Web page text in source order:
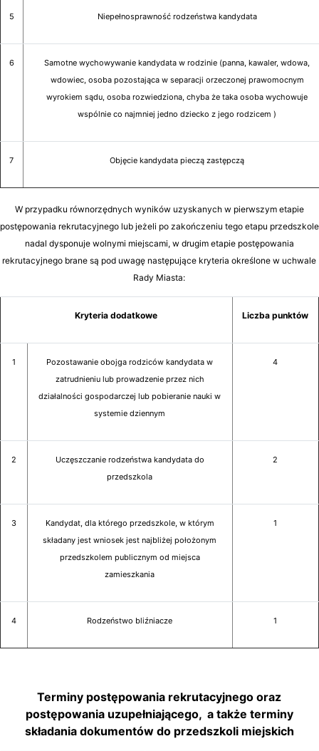
5 Niepełnosprawność rodzeństwa kandydata
6
Samotne wychowywanie kandydata w rodzinie (panna, kawaler, wdowa,
wdowiec, osoba pozostająca w separacji orzeczonej prawomocnym
wyrokiem sądu, osoba rozwiedziona, chyba że taka osoba wychowuje
wspólnie co najmniej jedno dziecko z jego rodzicem )
7 Objęcie kandydata pieczą zastępczą
W przypadku równorzędnych wyników uzyskanych w pierwszym etapie
postępowania rekrutacyjnego lub jeżeli po zakończeniu tego etapu przedszkole
nadal dysponuje wolnymi miejscami, w drugim etapie postępowania
rekrutacyjnego brane są pod uwagę następujące kryteria określone w uchwale
Rady Miasta:
Kryteria dodatkowe Liczba punktów
1
Pozostawanie obojga rodziców kandydata w
zatrudnieniu lub prowadzenie przez nich
działalności gospodarczej lub pobieranie nauki w
systemie dziennym
4
2
Uczęszczanie rodzeństwa kandydata do
przedszkola
2
3
Kandydat, dla którego przedszkole, w którym
składany jest wniosek jest najbliżej położonym
przedszkolem publicznym od miejsca
zamieszkania
1
4 Rodzeństwo bliźniacze 1
Terminy postępowania rekrutacyjnego oraz
postępowania uzupełniającego, a także terminy
składania dokumentów do przedszkoli miejskich